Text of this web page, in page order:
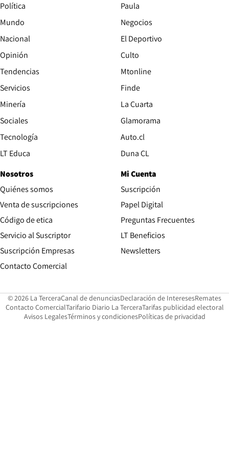
Política
Mundo
Nacional
Opinión
Tendencias
Servicios
Minería
Sociales
Tecnología
LT Educa
Paula
Negocios
El Deportivo
Culto
Mtonline
Finde
La Cuarta
Glamorama
Auto.cl
Duna CL
Nosotros
Quiénes somos
Venta de suscripciones
Código de etica Opens in new window
Servicio al Suscriptor
Suscripción Empresas
Contacto Comercial
Mi Cuenta
Suscripción
Papel Digital
Preguntas Frecuentes
LT Beneficios
Newsletters
© 2026 La TerceraCanal de denunciasOpens in new window
Declaración de InteresesOpens in
Remates
Contacto ComercialOpens in new window
Tarifario Diario La TerceraOpens in new window
Tarifas publicidad electoral
Avisos LegalesOpens in new window
Términos y condicionesPolíticas de privacidad